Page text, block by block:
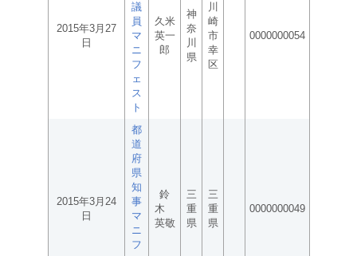
2015年3月27
日
議
員
マ
ニ
フ
ェ
ス
ト
久米
英一
郎
神
奈
川
県
川
崎
市
幸
区
0000000054
2015年3月24
日
都
道
府
県
知
事
マ
ニ
フ
鈴
木
英敬
三
重
県
三
重
県
0000000049